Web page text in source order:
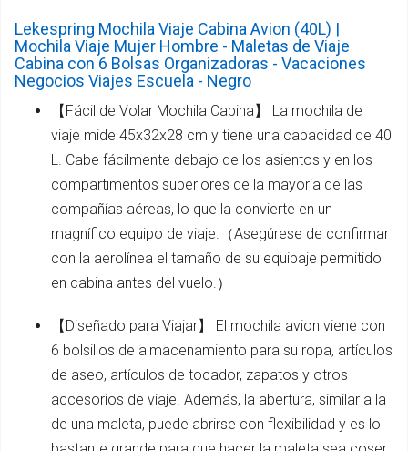
Lekespring Mochila Viaje Cabina Avion (40L) |
Mochila Viaje Mujer Hombre - Maletas de Viaje
Cabina con 6 Bolsas Organizadoras - Vacaciones
Negocios Viajes Escuela - Negro
【Fácil de Volar Mochila Cabina】 La mochila de
viaje mide 45x32x28 cm y tiene una capacidad de 40
L. Cabe fácilmente debajo de los asientos y en los
compartimentos superiores de la mayoría de las
compañías aéreas, lo que la convierte en un
magnífico equipo de viaje.（Asegúrese de confirmar
con la aerolínea el tamaño de su equipaje permitido
en cabina antes del vuelo.）
【Diseñado para Viajar】 El mochila avion viene con
6 bolsillos de almacenamiento para su ropa, artículos
de aseo, artículos de tocador, zapatos y otros
accesorios de viaje. Además, la abertura, similar a la
de una maleta, puede abrirse con flexibilidad y es lo